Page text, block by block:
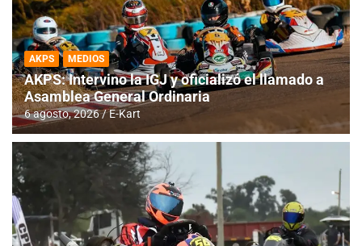
AKPS MEDIOS
AKPS: Intervino la IGJ y oficializó el llamado a
Asamblea General Ordinaria
6 agosto, 2026 E-Kart